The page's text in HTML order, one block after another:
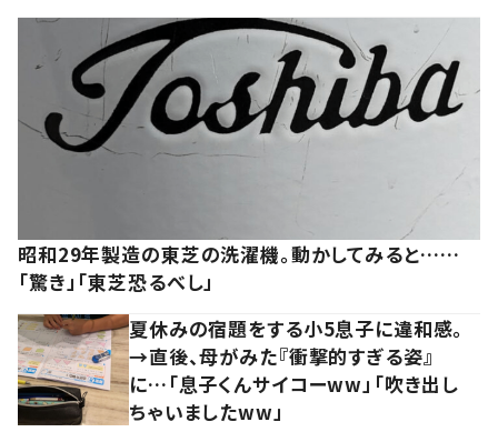
昭和29年製造の東芝の洗濯機。動かしてみると……
「驚き」「東芝恐るべし」
夏休みの宿題をする小5息子に違和感。
→直後、母がみた『衝撃的すぎる姿』
に…「息子くんサイコーww」「吹き出し
ちゃいましたww」